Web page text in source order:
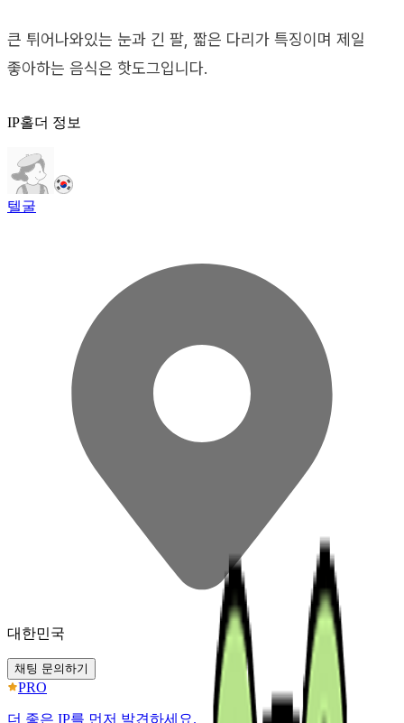
큰 튀어나와있는 눈과 긴 팔, 짧은 다리가 특징이며 제일
좋아하는 음식은 핫도그입니다.
IP홀더 정보
텔굴
대한민국
채팅 문의하기
PRO
더 좋은 IP를 먼저 발견하세요.